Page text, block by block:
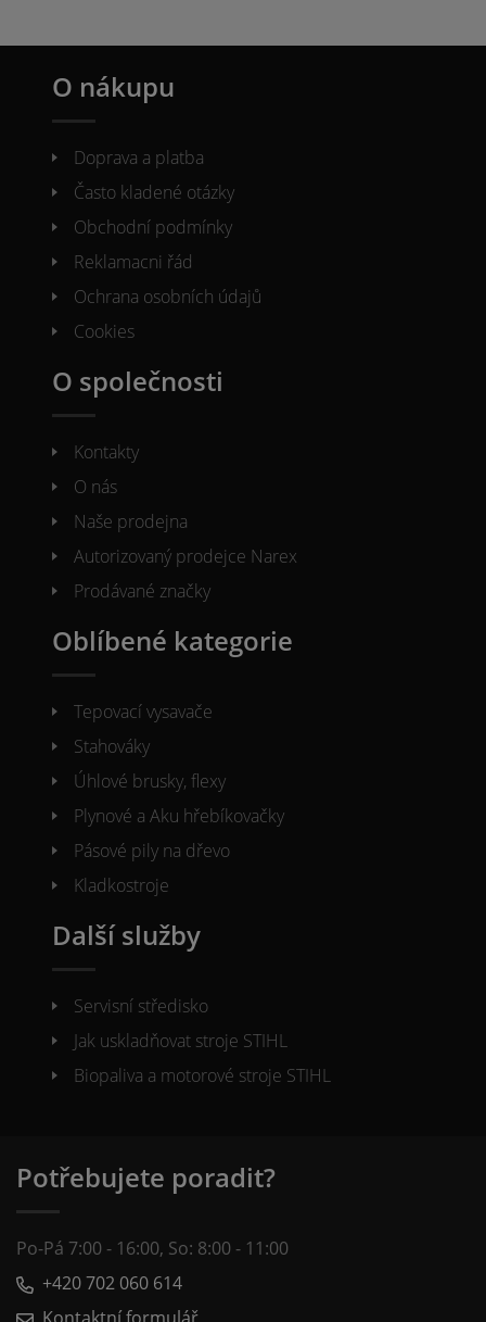
O nákupu
Doprava a platba
Často kladené otázky
Obchodní podmínky
Reklamacni řád
Ochrana osobních údajů
Cookies
O společnosti
Kontakty
O nás
Naše prodejna
Autorizovaný prodejce Narex
Prodávané značky
Oblíbené kategorie
Tepovací vysavače
Stahováky
Úhlové brusky, flexy
Plynové a Aku hřebíkovačky
Pásové pily na dřevo
Kladkostroje
Další služby
Servisní středisko
Jak uskladňovat stroje STIHL
Biopaliva a motorové stroje STIHL
Potřebujete poradit?
Po-Pá 7:00 - 16:00, So: 8:00 - 11:00
+420 702 060 614